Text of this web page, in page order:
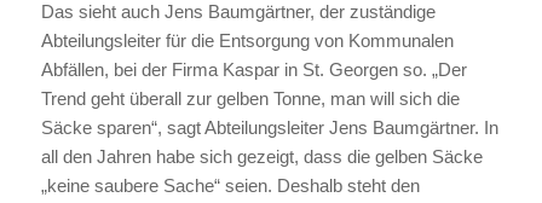
Das sieht auch Jens Baumgärtner, der zuständige
Abteilungsleiter für die Entsorgung von Kommunalen
Abfällen, bei der Firma Kaspar in St. Georgen so. „Der
Trend geht überall zur gelben Tonne, man will sich die
Säcke sparen“, sagt Abteilungsleiter Jens Baumgärtner. In
all den Jahren habe sich gezeigt, dass die gelben Säcke
„keine saubere Sache“ seien. Deshalb steht den